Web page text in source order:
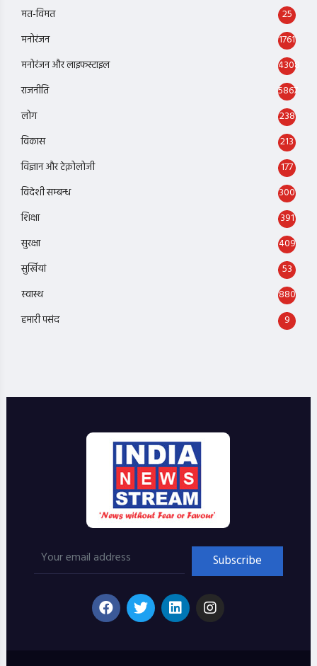
मत-विमत
25
मनोरंजन
1761
मनोरंजन और लाइफस्टाइल
4308
राजनीति
5867
लोग
238
विकास
213
विज्ञान और टेक्नोलोजी
177
विदेशी सम्बन्ध
300
शिक्षा
391
सुरक्षा
409
सुर्खियां
53
स्वास्थ
880
हमारी पसंद
9